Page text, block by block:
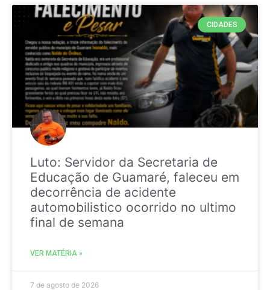
CIDADES
Luto: Servidor da Secretaria de
Educação de Guamaré, faleceu em
decorrência de acidente
automobilistico ocorrido no ultimo
final de semana
VER MATÉRIA »
7 de agosto de 2026